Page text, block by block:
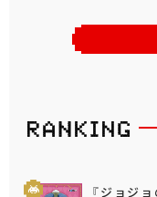
『ジョジ